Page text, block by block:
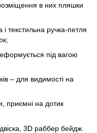
в них пляшки
текстильна ручка-петля
під вагою
– для видимості на
приємні на дотик
3D раббер бейдж.